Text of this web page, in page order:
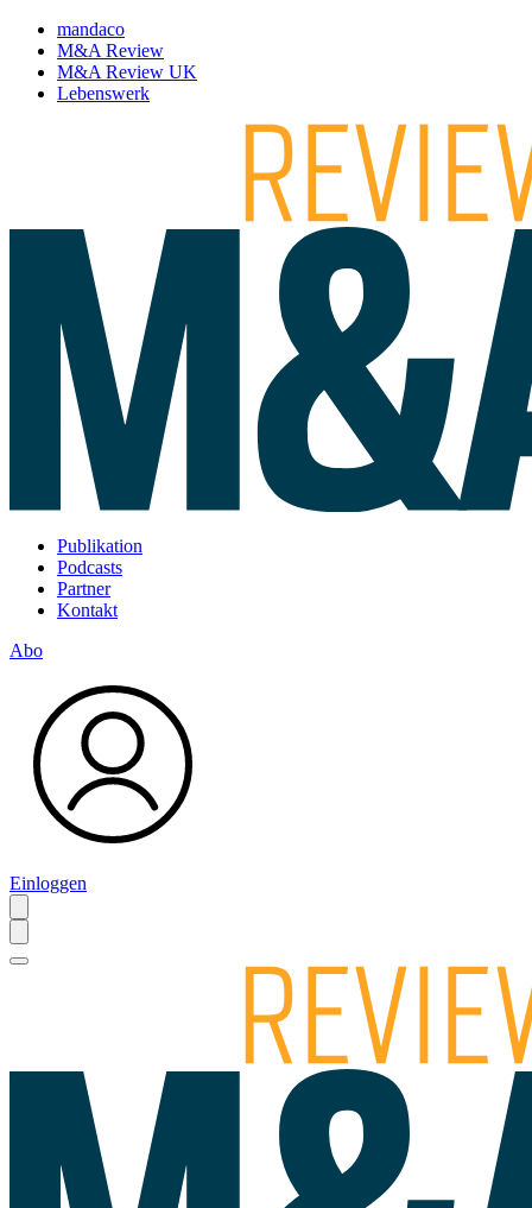
mandaco
M&A Review
M&A Review UK
Lebenswerk
Publikation
Podcasts
Partner
Kontakt
Abo
Einloggen